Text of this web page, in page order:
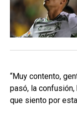
“Muy contento,
pasó, la
que siento por